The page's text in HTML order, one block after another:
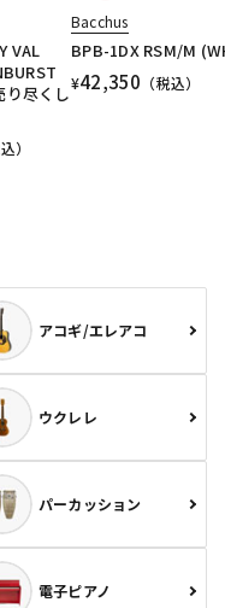
VAL
り尽くし
）
Bacchus
BPB-1DX RSM/M
¥42,350 （税込）
アコギ/エレアコ
ウクレレ
パーカッション
電子ピアノ